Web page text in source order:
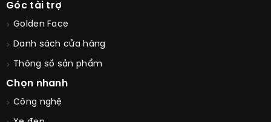
Góc tài trợ
Golden Face
Danh sách cửa hàng
Thông số sản phẩm
Chọn nhanh
Công nghệ